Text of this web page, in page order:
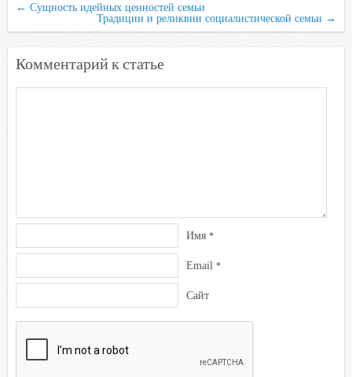
← Сущность идейных ценностей семьи
Традиции и реликвии социалистической семьи →
Комментарий к статье
Имя *
Email *
Сайт